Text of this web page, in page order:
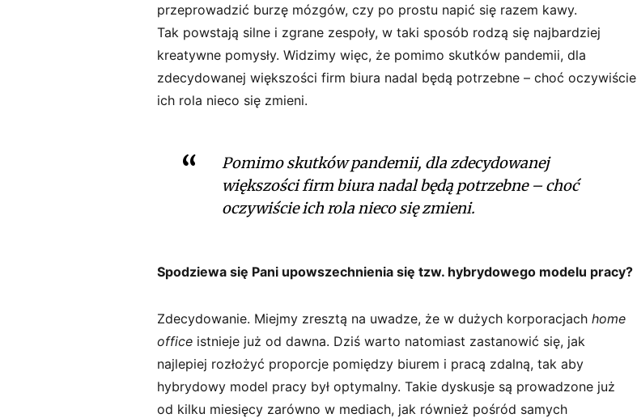
przeprowadzić burzę mózgów, czy po prostu napić się razem kawy.
Tak powstają silne i zgrane zespoły, w taki sposób rodzą się najbardziej
kreatywne pomysły. Widzimy więc, że pomimo skutków pandemii, dla
zdecydowanej większości firm biura nadal będą potrzebne – choć oczywiście
ich rola nieco się zmieni.
Pomimo skutków pandemii, dla zdecydowanej
większości firm biura nadal będą potrzebne – choć
oczywiście ich rola nieco się zmieni.
Spodziewa się Pani upowszechnienia się tzw. hybrydowego modelu pracy?
Zdecydowanie. Miejmy zresztą na uwadze, że w dużych korporacjachhome
office istnieje już od dawna. Dziś warto natomiast zastanowić się, jak
najlepiej rozłożyć proporcje pomiędzy biurem i pracą zdalną, tak aby
hybrydowy model pracy był optymalny. Takie dyskusje są prowadzone już
od kilku miesięcy zarówno w mediach, jak również pośród samych